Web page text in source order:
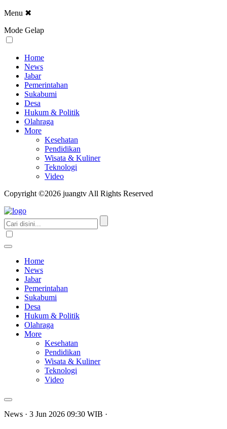
Menu ✖
Mode Gelap
Home
News
Jabar
Pemerintahan
Sukabumi
Desa
Hukum & Politik
Olahraga
More
Kesehatan
Pendidikan
Wisata & Kuliner
Teknologi
Video
Copyright ©2026 juangtv All Rights Reserved
Home
News
Jabar
Pemerintahan
Sukabumi
Desa
Hukum & Politik
Olahraga
More
Kesehatan
Pendidikan
Wisata & Kuliner
Teknologi
Video
News · 3 Jun 2026 09:30 WIB ·